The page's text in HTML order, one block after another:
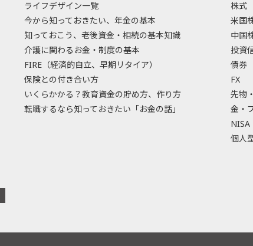
ライフデザイン一覧
今から知っておきたい、年金の基本
知っておこう、老後資金・相続の基本知識
介護に関わるお金・制度の基本
FIRE（経済的自立、早期リタイア）
保険との付き合い方
いくらかかる？教育資金の貯め方、作り方
転職するなら知っておきたい「お金の話」
株式
米国
中国
投資
債券
FX
先物
金・
NISA
個人